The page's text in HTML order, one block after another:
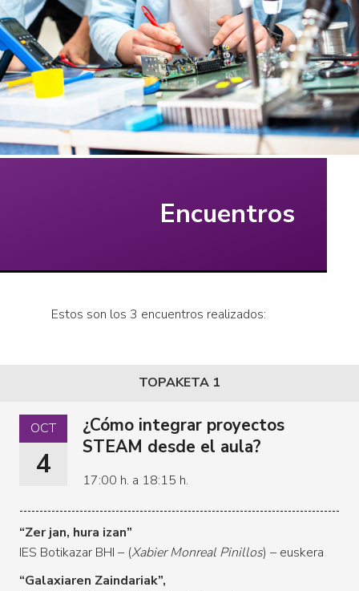
Encuentros
Estos son los 3 encuentros realizados:
TOPAKETA 1
OCT
4
¿Cómo integrar proyectos
STEAM desde el aula?
17:00 h. a 18:15 h.
“Zer jan, hura izan”
IES Botikazar BHI – (Xabier Monreal Pinillos) – euskera
“Galaxiaren Zaindariak”,